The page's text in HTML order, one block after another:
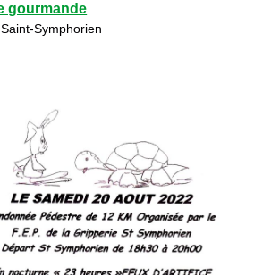
gourmande
Saint-Symphorien